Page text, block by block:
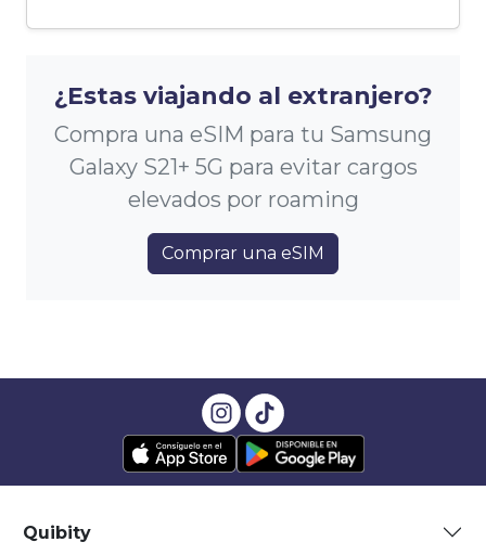
¿Estas viajando al extranjero?
Compra una eSIM para tu Samsung
Galaxy S21+ 5G para evitar cargos
elevados por roaming
Comprar una eSIM
Quibity